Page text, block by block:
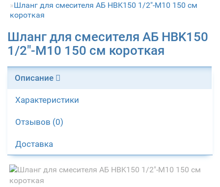
Шланг для смесителя АБ HBK150 1/2"-М10 150 см
короткая
Шланг для смесителя АБ HBK150
1/2"-М10 150 см короткая
Описание
Характеристики
Отзывов (0)
Доставка